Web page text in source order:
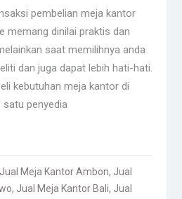
pembelian meja kantor
memang dinilai praktis dan
saat memilihnya anda
dan juga dapat lebih hati-hati.
kebutuhan meja kantor di
penyedia
Jual Meja Kantor Ambon, Jual
, Jual Meja Kantor Bali, Jual